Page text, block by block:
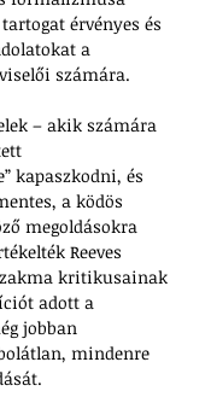
érvényes és
a
számára.
– akik számára
kapaszkodni, és
a ködös
megoldásokra
Reeves
kritikusainak
adott a
jobban
mindenre